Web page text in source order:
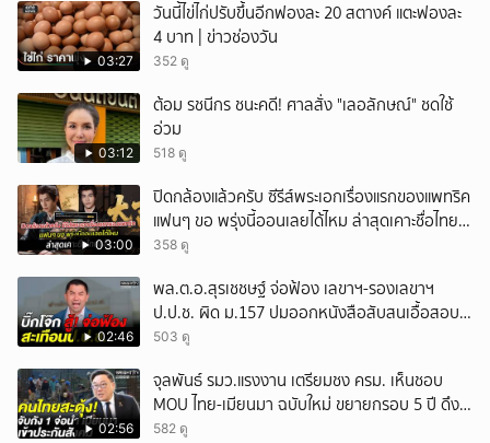
03:27
วันนี้ไข่ไก่ปรับขึ้นอีกฟองละ 20 สตางค์ แตะฟองละ
4 บาท | ข่าวช่องวัน
352 ดู
03:12
ต้อม รชนีกร ชนะคดี! ศาลสั่ง "เลอลักษณ์" ชดใช้
อ่วม
518 ดู
03:00
ปิดกล้องแล้วครับ ซีรีส์พระเอกเรื่องแรกของแพทริค
แฟนๆ ขอ พรุ่งนี้ออนเลยได้ไหม ล่าสุดเคาะชื่อไทย
แล้ว
358 ดู
02:46
พล.ต.อ.สุรเชชษฐ์ จ่อฟ้อง เลขาฯ-รองเลขาฯ
ป.ป.ช. ผิด ม.157 ปมออกหนังสือสับสนเอื้อสอบ
คดีซ้ำซ้อน
503 ดู
02:56
จุลพันธ์ รมว.แรงงาน เตรียมชง ครม. เห็นชอบ
MOU ไทย-เมียนมา ฉบับใหม่ ขยายกรอบ 5 ปี ดึง
แรงงานเข้าระบบ
582 ดู